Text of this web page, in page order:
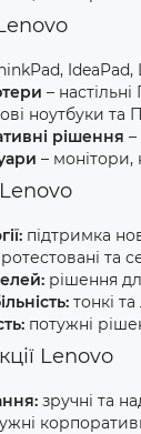
–
ноутбуки та
рішення
– монітори,
підтримка
та
рішення
тонкі
потужні
Lenovo
зручні та